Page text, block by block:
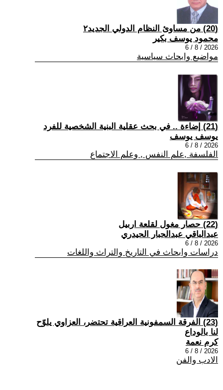
(20) من مساوئ النظام الدولي الجديد٢
محمود يوسف بكير
2026 / 8 / 6
مواضيع وابحاث سياسية
(21) إضاءة .. في بحث عقلية البنية الشخصية للفرد
يوسف يوسف
2026 / 8 / 6
الفلسفة ,علم النفس , وعلم الاجتماع
(22) حصار مغول لقلعة اربيل
عبدالباقي عبدالجبار الحيدري
2026 / 8 / 6
دراسات وابحاث في التاريخ والتراث واللغات
(23) الفرقة السمفونية العراقية تحتضر، العزاوي يلوّح
لنا بالوداع
كرم نعمة
2026 / 8 / 6
الادب والفن